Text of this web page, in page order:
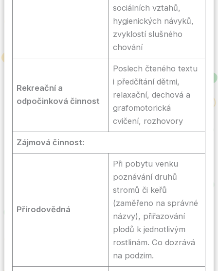
sociálních vztahů,
hygienických návyků,
zvyklostí slušného
chování
Rekreační a
odpočinková činnost
Poslech čteného textu
i předčítání dětmi,
relaxační, dechová a
grafomotorická
cvičení, rozhovory
Zájmová činnost:
Přírodovědná
Při pobytu venku
poznávání druhů
stromů či keřů
(zaměřeno na správné
názvy), přiřazování
plodů k jednotlivým
rostlinám. Co dozrává
na podzim.